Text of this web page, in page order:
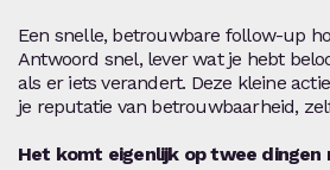
Een snelle, betrouwbare follow-up
Antwoord snel, lever wat je hebt
als er iets verandert. Deze kleine
je reputatie van betrouwbaarheid,
Het komt eigenlijk op twee dingen